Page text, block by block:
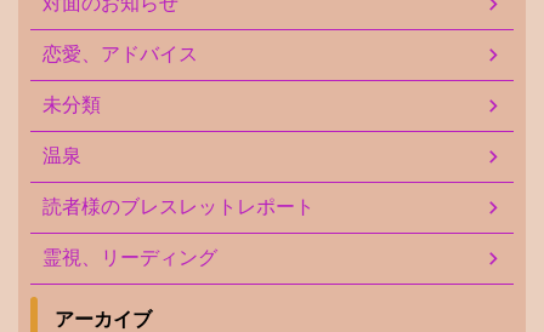
恋愛、アドバイス
未分類
温泉
読者様のブレスレットレポート
霊視、リーディング
アーカイブ